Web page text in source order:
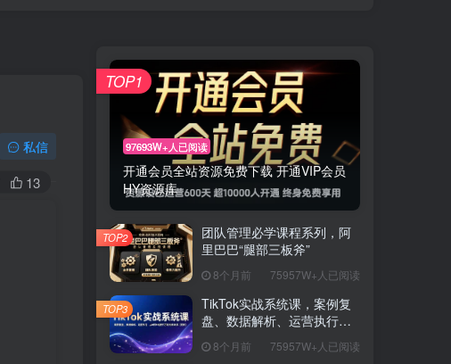
私信
13
97693W+人已阅读
开通会员全站资源免费下载 开通VIP会员
HY资源库
TOP1
团队管理必学课程系列，阿
里巴巴“腿部三板斧”
8个月前 75957W+人已阅读
TOP2
TikTok实战系统课，案例复
盘、数据解析、运营执行，
（更新）
8个月前 75957W+人已阅读
TOP3